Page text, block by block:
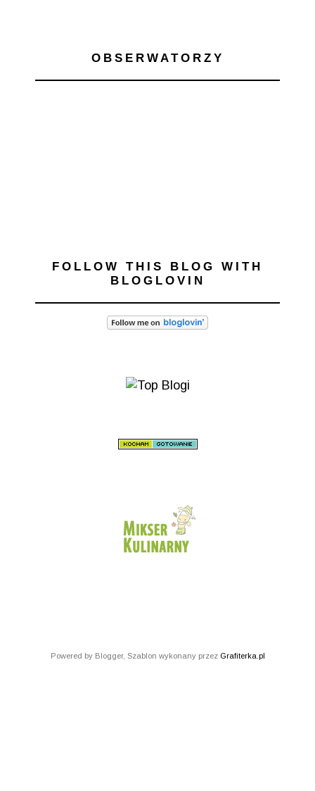
OBSERWATORZY
FOLLOW THIS BLOG WITH
BLOGLOVIN
Powered by Blogger, Szablon wykonany przez Grafiterka.pl